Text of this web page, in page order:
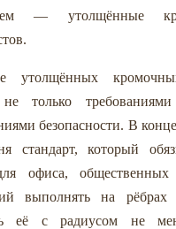
— утолщённые
утолщённых
не только
безопасности. В
стандарт, который
офиса,
выполнять на рёбрах
её с радиусом не